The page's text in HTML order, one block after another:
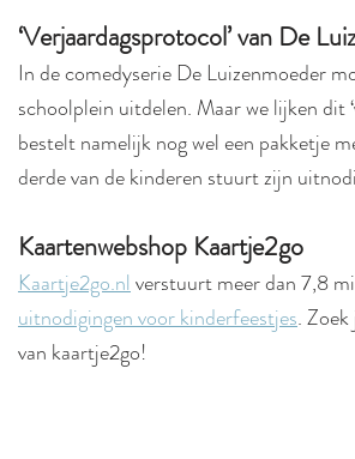
‘Verjaardagsprotocol’ van De
In de comedyserie De Luizenmoeder
schoolplein uitdelen. Maar we lijken dit
bestelt namelijk nog wel een pakketje
derde van de kinderen stuurt zijn
Kaartenwebshop Kaartje2go
Kaartje2go.nl verstuurt meer dan 7,8
uitnodigingen voor kinderfeestjes.
van kaartje2go!